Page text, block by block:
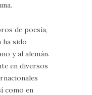
de poesía,
ha sido
y al alemán.
en diversos
como en